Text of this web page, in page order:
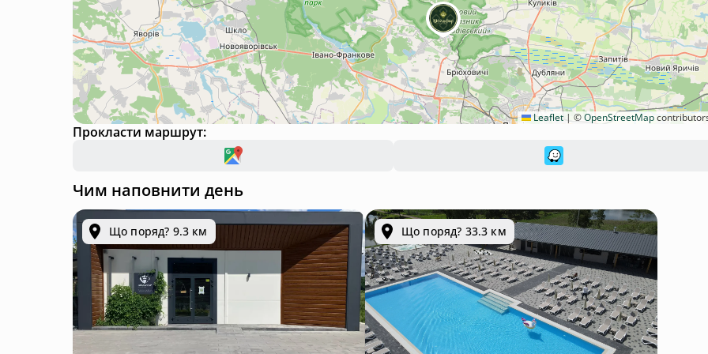
Leaflet | ©OpenStreetMap
Прокласти маршрут:
Чим наповнити день
Що поряд? 9.3 км Що поряд? 33.3 км